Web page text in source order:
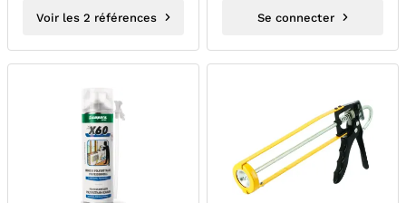
Voir les 2 références Se connecter